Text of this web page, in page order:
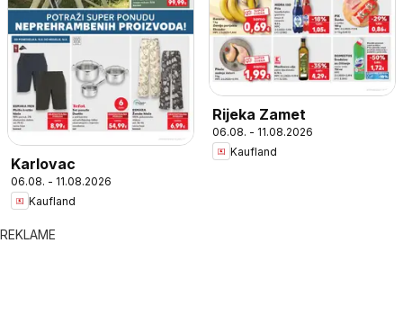
Karlovac
06.08. - 11.08.2026
Kaufland
Rijeka Zamet
06.08. - 11.08.2026
Kaufland
REKLAME